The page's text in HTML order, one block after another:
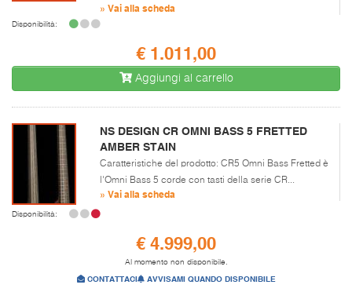
» Vai alla scheda
Disponibilità:
€ 1.011,00
Aggiungi al carrello
NS DESIGN CR OMNI BASS 5 FRETTED
AMBER STAIN
Caratteristiche del prodotto: CR5 Omni Bass Fretted è
l'Omni Bass 5 corde con tasti della serie CR...
» Vai alla scheda
Disponibilità:
€ 4.999,00
Al momento non disponibile.
CONTATTACI AVVISAMI QUANDO DISPONIBILE